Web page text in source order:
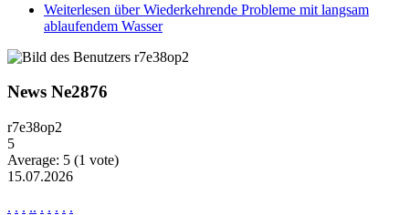
Weiterlesen über Wiederkehrende Probleme mit langsam
ablaufendem Wasser
News Ne2876
r7e38op2
5
Average: 5 (1 vote)
15.07.2026
. . . .. . . . . .